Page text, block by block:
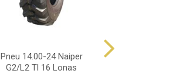
Pneu 14.00-24 Naiper
G2/L2 Tl 16 Lonas